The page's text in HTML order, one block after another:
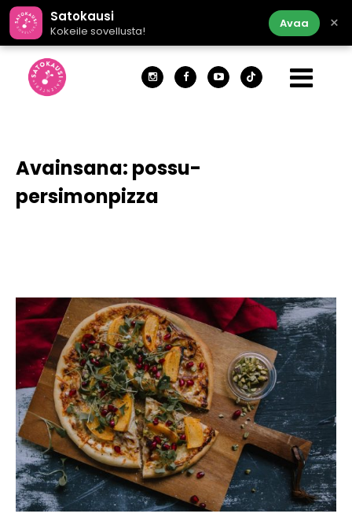
Satokausi
Kokeile sovellusta!
Avaa ×
Avainsana: possu-
persimonpizza